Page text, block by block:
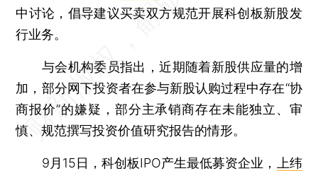
中讨论，倡导建议买卖双方规范开展科创板新股发
行业务。
与会机构委员指出，近期随着新股供应量的增
加，部分网下投资者在参与新股认购过程中存在“协
商报价”的嫌疑，部分主承销商存在未能独立、审
慎、规范撰写投资价值研究报告的情形。
9月15日，科创板IPO产生最低募资企业，
上纬